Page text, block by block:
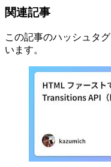
関連記事
この記事のハッシュタグ
います。